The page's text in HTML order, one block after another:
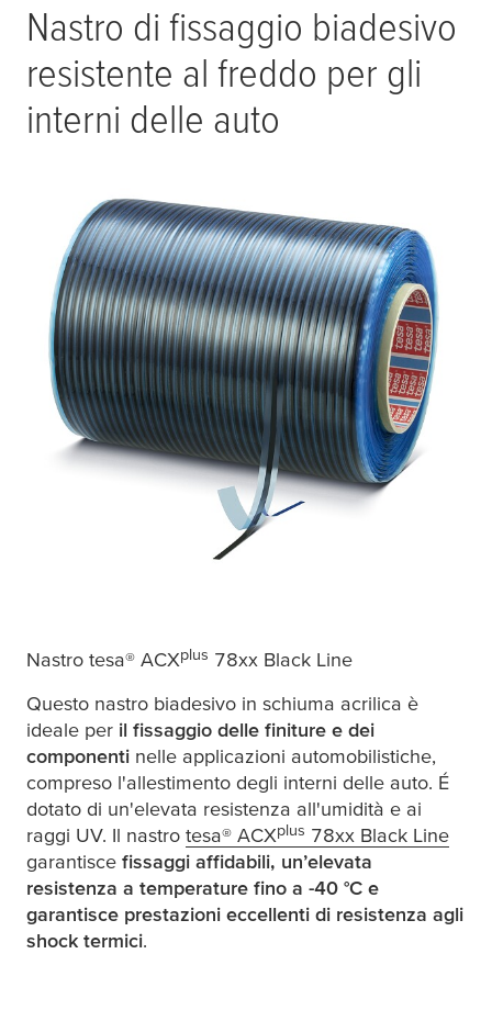
Nastro di fissaggio biadesivo
resistente al freddo per gli
interni delle auto
Nastro tesa® ACXplus 78xx Black Line
Questo nastro biadesivo in schiuma acrilica è
ideale per il fissaggio delle finiture e dei
componenti nelle applicazioni automobilistiche,
compreso l'allestimento degli interni delle auto. É
dotato di un'elevata resistenza all'umidità e ai
raggi UV. Il nastro tesa® ACXplus 78xx Black Line
garantisce fissaggi affidabili, un’elevata
resistenza a temperature fino a -40 °C e
garantisce prestazioni eccellenti di resistenza agli
shock termici.